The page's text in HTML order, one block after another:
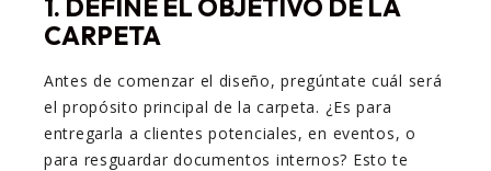
1. DEFINE EL OBJETIVO DE LA
CARPETA
Antes de comenzar el diseño, pregúntate cuál será
el propósito principal de la carpeta. ¿Es para
entregarla a clientes potenciales, en eventos, o
para resguardar documentos internos? Esto te